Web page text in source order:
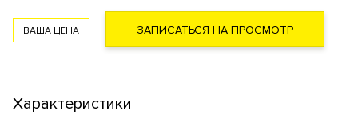
ВАША ЦЕНА ЗАПИСАТЬСЯ НА ПРОСМОТР
Характеристики